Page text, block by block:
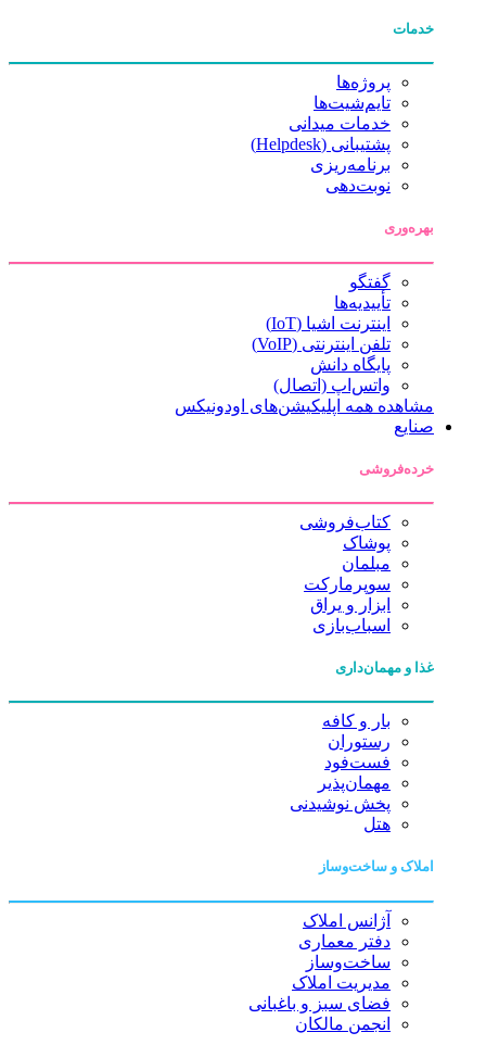
خدمات
پروژه‌ها
تایم‌شیت‌ها
خدمات میدانی
پشتیبانی (Helpdesk)
برنامه‌ریزی
نوبت‌دهی
بهره‌وری
گفتگو
تأییدیه‌ها
اینترنت اشیا (IoT)
تلفن اینترنتی (VoIP)
پایگاه دانش
واتس‌اپ (اتصال)
مشاهده همه اپلیکیشن‌های اودونیکس
صنایع
خرده‌فروشی
کتاب‌فروشی
پوشاک
مبلمان
سوپرمارکت
ابزار و یراق
اسباب‌بازی
غذا و مهمان‌داری
بار و کافه
رستوران
فست‌فود
مهمان‌پذیر
پخش نوشیدنی
هتل
املاک و ساخت‌وساز
آژانس املاک
دفتر معماری
ساخت‌وساز
مدیریت املاک
فضای سبز و باغبانی
انجمن مالکان